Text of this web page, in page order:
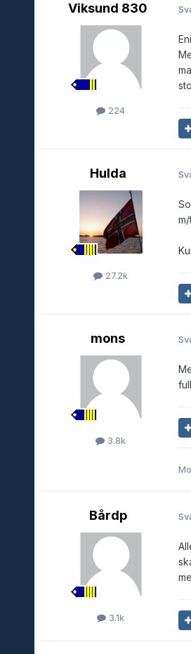
Viksund 830
224
Hulda
27.2k
mons
3.8k
Bårdp
3.1k